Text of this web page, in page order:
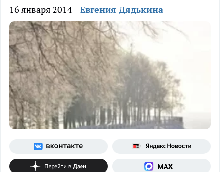
16 января 2014 Евгения Дядькина